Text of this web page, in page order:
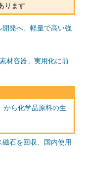
ります
発へ、軽量で高い強
材容器」実用化に前
から化学品原料の生
石を回収、国内使用